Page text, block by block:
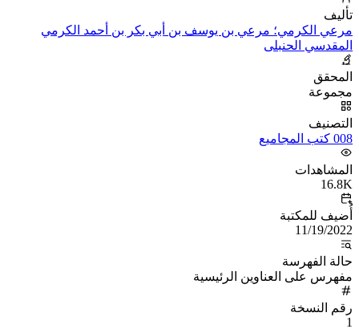
تأليف
مرعي الكرمي؛ مرعي بن يوسف بن أبي بكر بن أحمد الكرمي
المقدسي الحنبلى
المحقق
مجموعة
التصنيف
008 كتب المجاميع
المشاهدات
16.8K
أُضيف للمكتبة
11/19/2022
حالة الفهرسة
مفهرس على العناوين الرئيسية
رقم النسخة
1